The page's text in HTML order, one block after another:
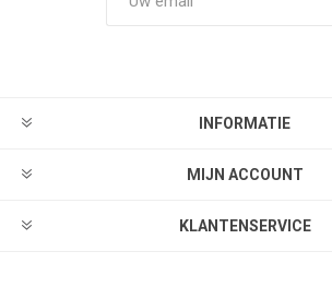
INFORMATIE
MIJN ACCOUNT
KLANTENSERVICE